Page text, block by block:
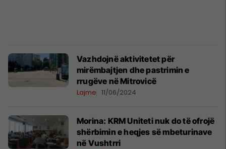
Vazhdojnë aktivitetet për
mirëmbajtjen dhe pastrimin e
rrugëve në Mitrovicë
Lajme 11/06/2024
Morina: KRM Uniteti nuk do të ofrojë
shërbimin e heqjes së mbeturinave
në Vushtrri